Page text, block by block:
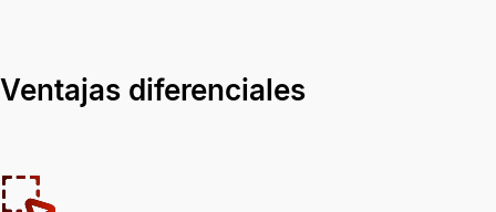
Ventajas diferenciales